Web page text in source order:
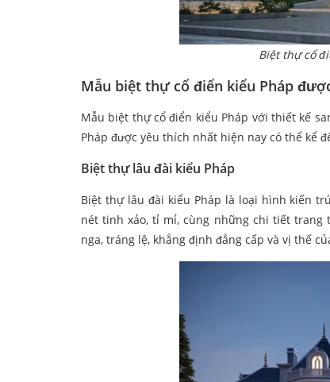
Biệt thự cổ
Mẫu biệt thự cổ điển kiểu Pháp
Mẫu biệt thự cổ điển kiểu Pháp với thiết kế
Pháp được yêu thích nhất hiện nay có thể kể
Biệt thự lâu đài kiểu Pháp
Biệt thự lâu đài kiểu Pháp là loại hình kiến
nét tinh xảo, tỉ mỉ, cùng những chi tiết trang
nga, tráng lệ, khẳng định đẳng cấp và vị thế